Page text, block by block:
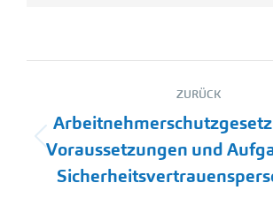
ZURÜCK
Vorheriger
Beitrag:
Arbeitnehmerschutzgesetz
Voraussetzungen und